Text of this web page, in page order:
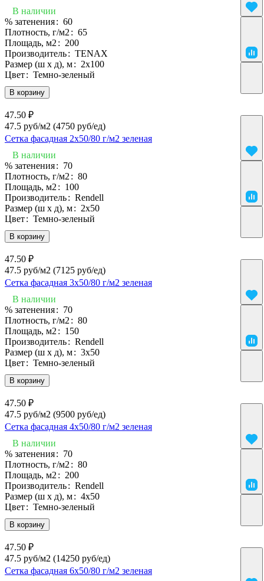
В наличии
В корзину
% затенения: 60
Плотность, г/м2: 65
Площадь, м2: 200
Производитель: TENAX
Размер (ш х д), м: 2х100
Цвет: Темно-зеленый
47.50 ₽
47.5 руб/м2 (4750 руб/eд)
Сетка фасадная 2х50/80 г/м2 зеленая
В наличии
В корзину
% затенения: 70
Плотность, г/м2: 80
Площадь, м2: 100
Производитель: Rendell
Размер (ш х д), м: 2х50
Цвет: Темно-зеленый
47.50 ₽
47.5 руб/м2 (7125 руб/eд)
Сетка фасадная 3х50/80 г/м2 зеленая
В наличии
В корзину
% затенения: 70
Плотность, г/м2: 80
Площадь, м2: 150
Производитель: Rendell
Размер (ш х д), м: 3х50
Цвет: Темно-зеленый
47.50 ₽
47.5 руб/м2 (9500 руб/eд)
Сетка фасадная 4х50/80 г/м2 зеленая
В наличии
В корзину
% затенения: 70
Плотность, г/м2: 80
Площадь, м2: 200
Производитель: Rendell
Размер (ш х д), м: 4х50
Цвет: Темно-зеленый
47.50 ₽
47.5 руб/м2 (14250 руб/eд)
Сетка фасадная 6х50/80 г/м2 зеленая